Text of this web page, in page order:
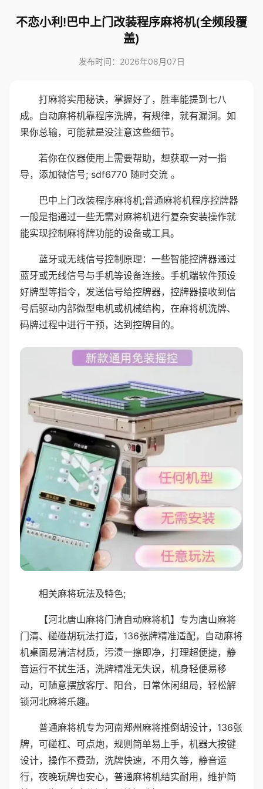
不恋小利!巴中上门改装程序麻将机(全频段覆
盖)
发布时间：2026年08月07日
打麻将实用秘诀，掌握好了，胜率能提到七八
成。自动麻将机靠程序洗牌，有规律，就有漏洞。如
果你总输，可能就是没注意这些细节。
若你在仪器使用上需要帮助，想获取一对一指
导，添加微信号; sdf6770 随时交流 。
巴中上门改装程序麻将机;普通麻将机程序控牌器
一般是指通过一些无需对麻将机进行复杂安装操作就
能实现控制麻将牌功能的设备或工具。
蓝牙或无线信号控制原理：一些智能控牌器通过
蓝牙或无线信号与手机等设备连接。手机端软件预设
好牌型等指令，发送信号给控牌器，控牌器接收到信
号后驱动内部微型电机或机械结构，在麻将机洗牌、
码牌过程中进行干预，达到控牌目的。
相关麻将玩法及特色;
【河北唐山麻将门清自动麻将机】专为唐山麻将
门清、碰碰胡玩法打造，136张牌精准适配，自动麻将
机桌面易清洁材质，污渍一擦即净，打理超便捷，静
音运行不扰生活，洗牌精准无失误，机身轻便易移
动，可随意摆放客厅、阳台，日常休闲组局，轻松解
锁河北麻将乐趣。
普通麻将机专为河南郑州麻将推倒胡设计，136张
牌，可碰杠、可点炮，规则简单易上手，机器大按键
设计，操作不费劲，洗牌快速，不用久等，静音运
行，夜晚玩牌也安心，普通麻将机结实耐用，维护简